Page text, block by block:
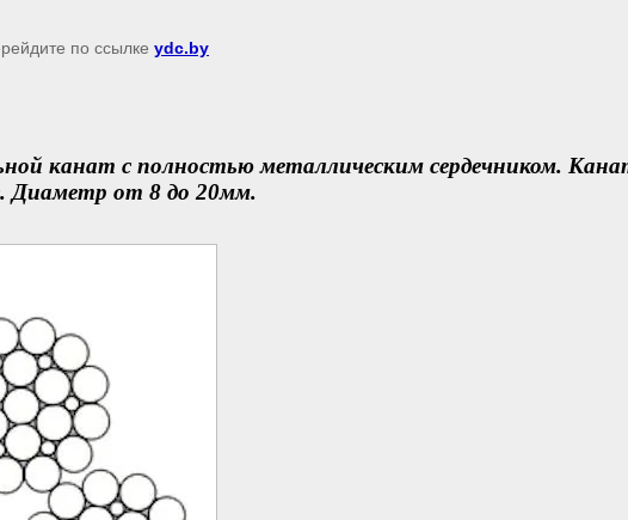
по ссылке ydc.by
канат с полностью металлическим сердечником.
Диаметр от 8 до 20мм.